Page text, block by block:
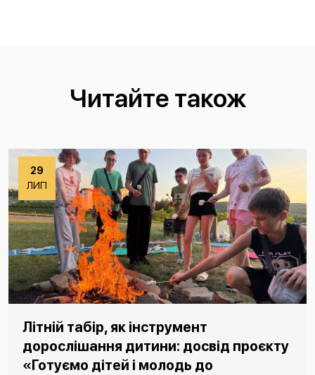
Читайте також
29
ЛИП
Літній табір, як інструмент
дорослішання дитини: досвід проєкту
«Готуємо дітей і молодь до